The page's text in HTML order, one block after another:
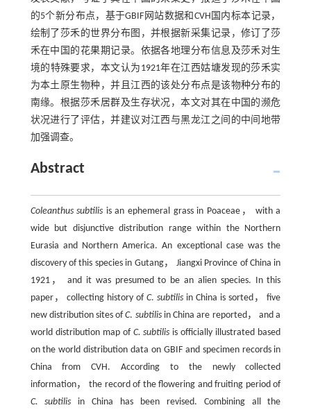
的5个新分布点，基于GBIF网站数据和CVH国内标本记录，
绘制了莎禾的世界分布图，并根据新采集记录，修订了莎
禾在中国的花果期记录。依据各地理分布信息及莎禾对生
境的特殊要求，本文认为1921年在江西姑塘发现的莎禾实
为本土原生物种，并且江西的该处分布点是该物种分布的
南缘。根据莎禾居群及生存状况，本文对其在中国的濒危
状况进行了评估，并建议对江西与黑龙江之间的中间地带
加强调查。
Abstract
Coleanthus subtilis is an ephemeral grass in Poaceae， with a
wide but disjunctive distribution range within the Northern
Eurasia and Northern America. An exceptional case was the
discovery of this species in Gutang， Jiangxi Province of China in
1921， and it was presumed to be an alien species. In this
paper， collecting history ofC. subtilis in China is sorted， five
new distribution sites ofC. subtilisin China are reported， and a
world distribution map of C. subtilis is officially illustrated based
on the world distribution data on GBIF and specimen records in
China from CVH. According to the newly collected
information， the record of the flowering and fruiting period of
C. subtilis in China has been revised. Combining all the